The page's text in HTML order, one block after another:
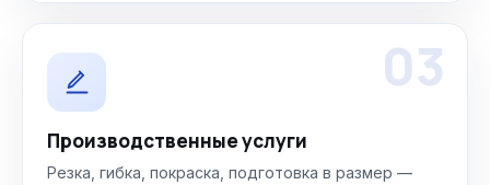
03
Производственные услуги
Резка, гибка, покраска, подготовка в размер —